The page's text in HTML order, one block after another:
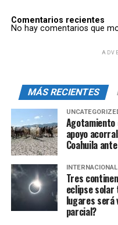
Comentarios recientes
No hay comentarios que
MÁS RECIENTES
apoyo
Coahuila
INTERNACIONAL
Tres
eclipse solar
lugares será
parcial?